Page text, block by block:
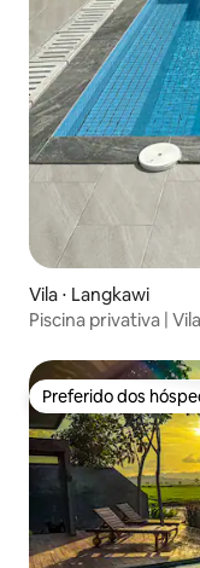
Vila ⋅ Langkawi
Piscina privativa |
Preferido dos
Preferido dos